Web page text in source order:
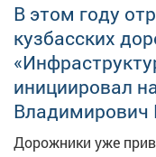
Губернатор
но качество
дефекты проявятся
восстановить всё
В этом году
кузбасских
инициировал
Владимирович
Дорожники уже